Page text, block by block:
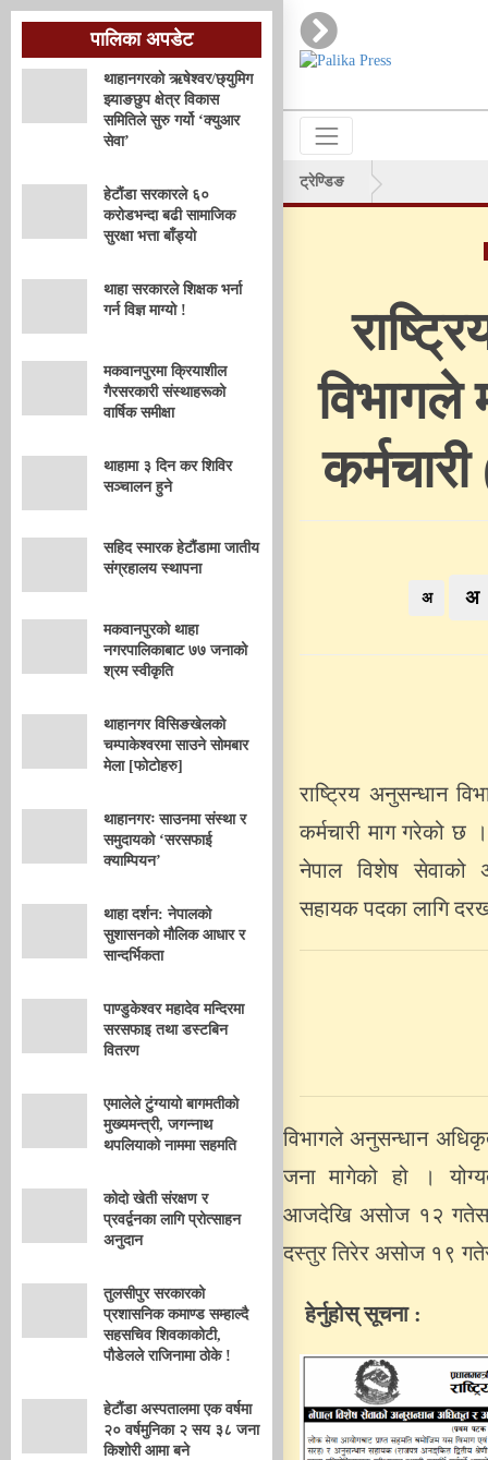
पालिका अपडेट
थाहानगरकाे ऋषेश्वर/छ्युमिग
झ्याङछुप क्षेत्र विकास
समितिले सुरु गर्यो ‘क्युआर
सेवा’
हेटौंडा सरकारले ६०
करोडभन्दा बढी सामाजिक
सुरक्षा भत्ता बाँड्यो
थाहा सरकारले शिक्षक भर्ना
गर्न विज्ञ माग्यो !
मकवानपुरमा क्रियाशील
गैरसरकारी संस्थाहरूको
वार्षिक समीक्षा
थाहामा ३ दिन कर शिविर
सञ्चालन हुने
सहिद स्मारक हेटौंडामा जातीय
संग्रहालय स्थापना
मकवानपुरको थाहा
नगरपालिकाबाट ७७ जनाको
श्रम स्वीकृति
थाहानगर विसिङखेलको
चम्पाकेश्वरमा साउने सोमबार
मेला [फोटोहरु]
थाहानगरः साउनमा संस्था र
समुदायको ‘सरसफाई
क्याम्पियन’
थाहा दर्शन: नेपालको
सुशासनको मौलिक आधार र
सान्दर्भिकता
पाण्डुकेश्वर महादेव मन्दिरमा
सरसफाइ तथा डस्टबिन
वितरण
एमालेले टुंग्यायो बागमतीको
मुख्यमन्त्री, जगन्नाथ
थपलियाको नाममा सहमति
कोदो खेती संरक्षण र
प्रवर्द्वनका लागि प्रोत्साहन
अनुदान
तुलसीपुर सरकारको
प्रशासनिक कमाण्ड सम्हाल्दै
सहसचिव शिवकाकोटी,
पौडेलले राजिनामा ठोके !
हेटौंडा अस्पतालमा एक वर्षमा
२० वर्षमुनिका २ सय ३८ जना
किशोरी आमा बने
ट्रेण्डिङ
विभागले
अ अ
राष्ट्रिय अनुसन्धान
कर्मचारी माग गरेको छ
नेपाल विशेष सेवाको
सहायक पदका लागि
विभागले अनुसन्धान
जना मागेको हो ।
आजदेखि असोज १२
दस्तुर तिरेर असोज १९
हेर्नुहोस् सूचना :